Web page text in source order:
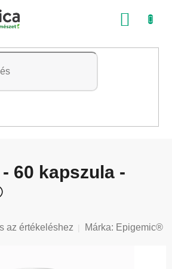
60 kapszula -
az értékeléshez Márka: Epigemic®